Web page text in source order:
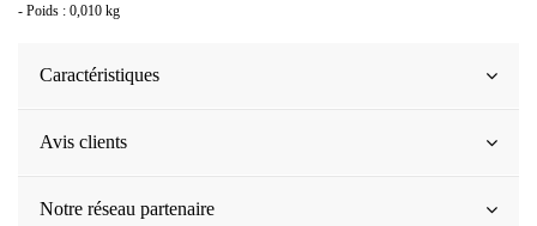
- Poids : 0,010 kg
Caractéristiques
Avis clients
Notre réseau partenaire